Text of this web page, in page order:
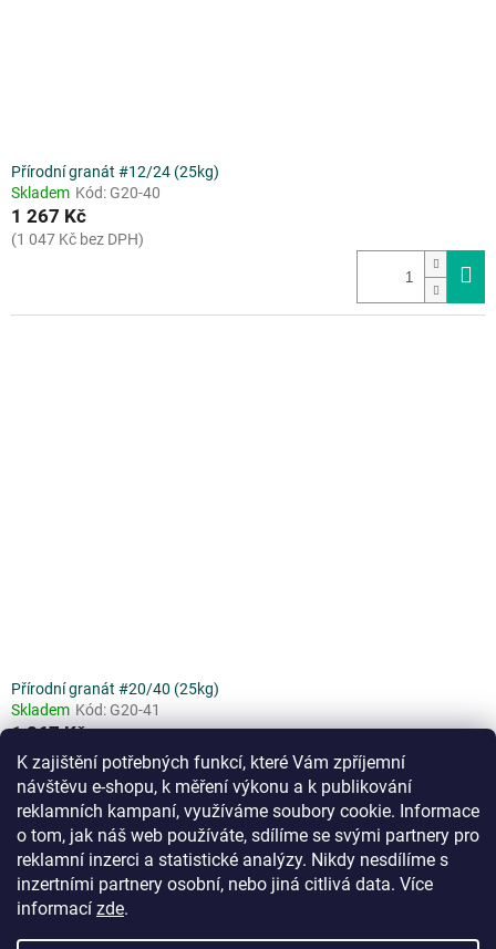
K zajištění potřebných funkcí, které Vám zpříjemní
návštěvu e-shopu, k měření výkonu a k publikování
reklamních kampaní, využíváme soubory cookie. Informace
o tom, jak náš web používáte, sdílíme se svými partnery pro
reklamní inzerci a statistické analýzy. Nikdy nesdílíme s
inzertními partnery osobní, nebo jiná citlivá data. Více
informací zde.
Přírodní granát #12/24 (25kg)
Skladem Kód: G20-40
1 267 Kč
(1 047 Kč bez DPH)
Přírodní granát #20/40 (25kg)
Skladem Kód:G20-41
1 267 Kč
(1 047 Kč bez DPH)
O
v
7položek celkem